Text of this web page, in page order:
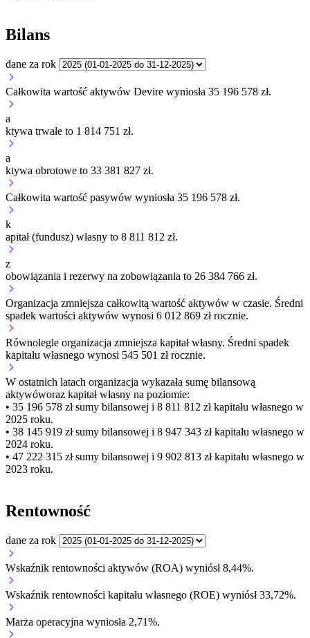
Bilans
dane za rok
Całkowita wartość aktywów Devire wyniosła 35 196 578 zł.
a
ktywa trwałe to 1 814 751 zł.
a
ktywa obrotowe to 33 381 827 zł.
Całkowita wartość pasywów wyniosła 35 196 578 zł.
k
apitał (fundusz) własny to 8 811 812 zł.
z
obowiązania i rezerwy na zobowiązania to 26 384 766 zł.
Organizacja zmniejsza całkowitą wartość aktywów w czasie. Średni
spadek wartości aktywów wynosi 6 012 869 zł rocznie.
Równolegle organizacja zmniejsza kapitał własny. Średni spadek
kapitału własnego wynosi 545 501 zł rocznie.
W ostatnich latach organizacja wykazała sumę bilansową
aktywóworaz kapitał własny na poziomie:
• 35 196 578 złsumy bilansowej i 8 811 812 zł kapitału własnego w
2025 roku.
• 38 145 919 złsumy bilansowej i 8 947 343 zł kapitału własnego w
2024 roku.
• 47 222 315 złsumy bilansowej i 9 902 813 zł kapitału własnego w
2023 roku.
Rentowność
dane za rok
Wskaźnik rentowności aktywów (ROA) wyniósł 8,44%.
Wskaźnik rentowności kapitału własnego (ROE) wyniósł 33,72%.
Marża operacyjna wyniosła 2,71%.